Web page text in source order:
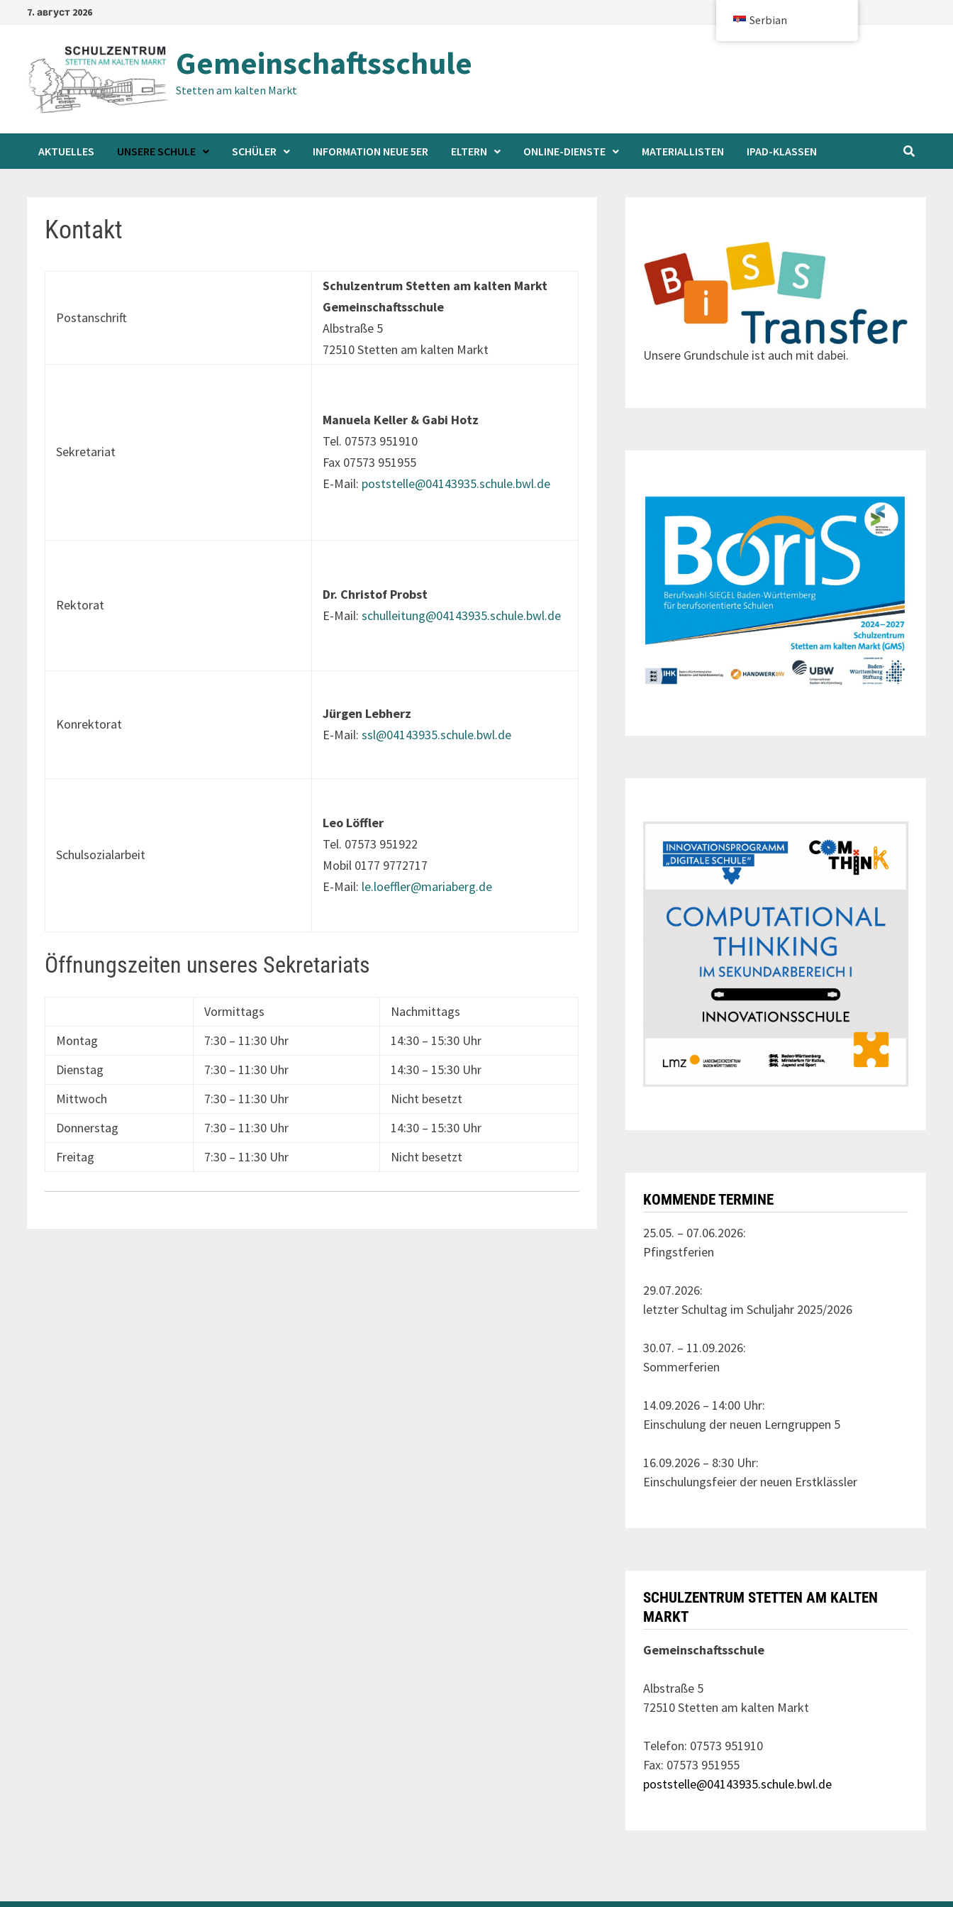
7. август 2026
Gemeinschaftsschule
Stetten am kalten Markt
AKTUELLES UNSERE SCHULE SCHÜLER INFORMATION NEUE 5ER ELTERN ONLINE-DIENSTE MATERIALLISTEN IPAD-KLASSEN
Kontakt
Postanschrift
Schulzentrum Stetten am kalten Markt
Gemeinschaftsschule
Albstraße 5
72510 Stetten am kalten Markt
Sekretariat
Manuela Keller & Gabi Hotz
Tel. 07573 951910
Fax 07573 951955
E-Mail: poststelle@04143935.schule.bwl.de
Rektorat
Dr. Christof Probst
E-Mail:schulleitung@04143935.schule.bwl.de
Konrektorat
Jürgen Lebherz
E-Mail:ssl@04143935.schule.bwl.de
Schulsozialarbeit
Leo Löffler
Tel. 07573 951922
Mobil 0177 9772717
E-Mail: le.loeffler@mariaberg.de
Öffnungszeiten unseres Sekretariats
Vormittags
Nachmittags
Montag
7:30 – 11:30 Uhr
14:30 – 15:30 Uhr
Dienstag
7:30 – 11:30 Uhr
14:30 – 15:30 Uhr
Mittwoch
7:30 – 11:30 Uhr
Nicht besetzt
Donnerstag
7:30 – 11:30 Uhr
14:30 – 15:30 Uhr
Freitag
7:30 – 11:30 Uhr Nicht besetzt
Unsere Grundschule ist auch mit dabei.
KOMMENDE TERMINE
25.05. – 07.06.2026:
Pfingstferien
29.07.2026:
letzter Schultag im Schuljahr 2025/2026
30.07. – 11.09.2026:
Sommerferien
14.09.2026 – 14:00 Uhr:
Einschulung der neuen Lerngruppen 5
16.09.2026 – 8:30 Uhr:
Einschulungsfeier der neuen Erstklässler
SCHULZENTRUM STETTEN AM KALTEN
MARKT
Gemeinschaftsschule
Albstraße 5
72510 Stetten am kalten Markt
Telefon: 07573 951910
Fax: 07573 951955
poststelle@04143935.schule.bwl.de
Serbian